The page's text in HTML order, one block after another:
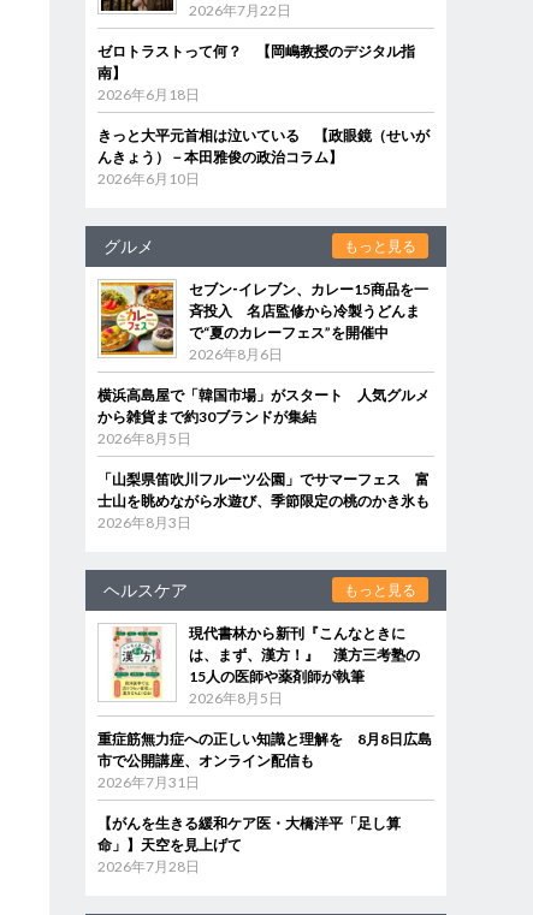
2026年7月22日
ゼロトラストって何？ 【岡嶋教授のデジタル指
南】
2026年6月18日
きっと大平元首相は泣いている 【政眼鏡（せいが
んきょう）－本田雅俊の政治コラム】
2026年6月10日
グルメ もっと見る
セブン‐イレブン、カレー15商品を一
斉投入 名店監修から冷製うどんま
で“夏のカレーフェス”を開催中
2026年8月6日
横浜高島屋で「韓国市場」がスタート 人気グルメ
から雑貨まで約30ブランドが集結
2026年8月5日
「山梨県笛吹川フルーツ公園」でサマーフェス 富
士山を眺めながら水遊び、季節限定の桃のかき氷も
2026年8月3日
ヘルスケア もっと見る
現代書林から新刊『こんなときに
は、まず、漢方！』 漢方三考塾の
15人の医師や薬剤師が執筆
2026年8月5日
重症筋無力症への正しい知識と理解を 8月8日広島
市で公開講座、オンライン配信も
2026年7月31日
【がんを生きる緩和ケア医・大橋洋平「足し算
命」】天空を見上げて
2026年7月28日